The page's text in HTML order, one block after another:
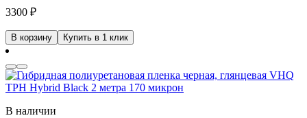
3300 ₽
В корзину Купить в 1 клик
В наличии